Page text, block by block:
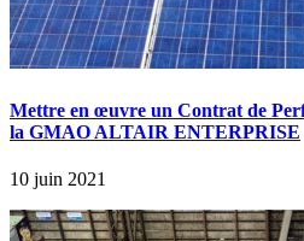
Mettre en œuvre un Contrat de
la GMAO ALTAIR ENTERPRISE
10 juin 2021